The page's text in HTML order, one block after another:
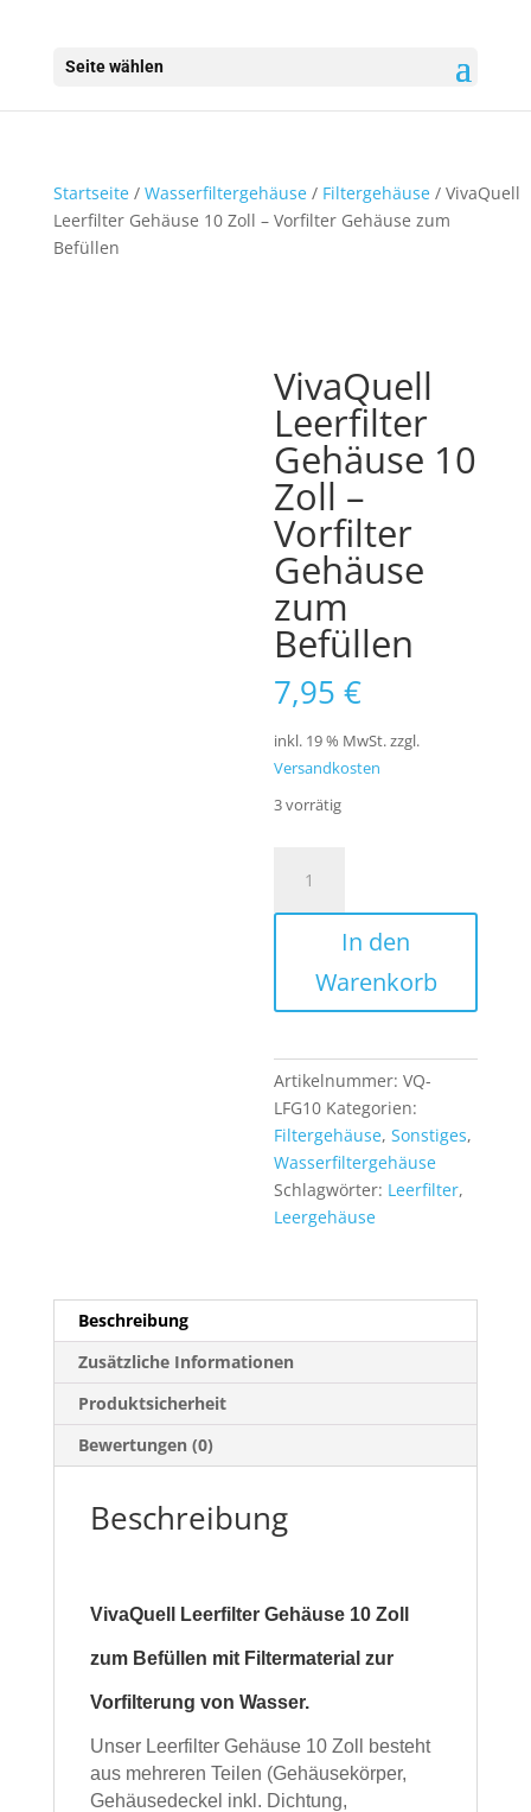
Seite wählen
Startseite/ Wasserfiltergehäuse/ Filtergehäuse/ VivaQuell
Leerfilter Gehäuse 10 Zoll – Vorfilter Gehäuse zum
Befüllen
VivaQuell
Leerfilter
Gehäuse 10
Zoll –
Vorfilter
Gehäuse
zum
Befüllen
7,95€
inkl. 19 % MwSt.zzgl.
Versandkosten
3 vorrätig
Leerfilter
Gehäuse
zum
Befüllen
Menge
In den
Warenkorb
Artikelnummer:VQ-
LFG10 Kategorien:
Filtergehäuse,Sonstiges,
Wasserfiltergehäuse
Schlagwörter: Leerfilter,
Leergehäuse
Beschreibung
Zusätzliche Informationen
Produktsicherheit
Bewertungen (0)
Beschreibung
VivaQuell Leerfilter Gehäuse 10 Zoll
zum Befüllen mit Filtermaterial zur
Vorfilterung von Wasser.
Unser Leerfilter Gehäuse 10 Zoll besteht
aus mehreren Teilen (Gehäusekörper,
Gehäusedeckel inkl. Dichtung,